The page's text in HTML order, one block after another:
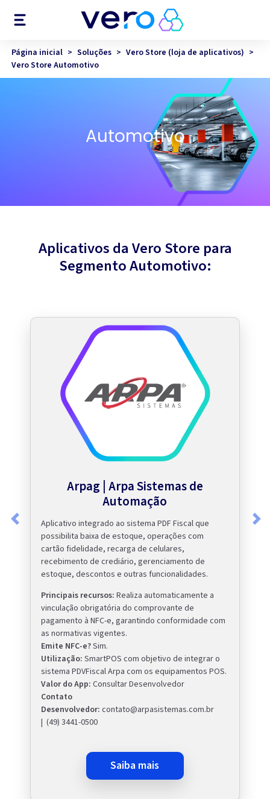
Menu
Página inicial > Soluções > Vero Store (loja de aplicativos) >
Vero Store Automotivo
Automotivo
Aplicativos da Vero Store para
Segmento Automotivo:
Arpag | Arpa Sistemas de
Automação
Aplicativo integrado ao sistema PDF Fiscal que
possibilita baixa de estoque, operações com
cartão fidelidade, recarga de celulares,
recebimento de crediário, gerenciamento de
estoque, descontos e outras funcionalidades.
Principais recursos: Realiza automaticamente a
vinculação obrigatória do comprovante de
pagamento à NFC-e, garantindo conformidade com
as normativas vigentes.
Emite NFC-e?Sim.
Utilização: SmartPOS com objetivo de integrar o
sistema PDVFiscal Arpa com os equipamentos POS.
Valor do App: Consultar Desenvolvedor
Contato
Desenvolvedor: contato@arpasistemas.com.br
| (49) 3441-0500
saiba mais
Previous